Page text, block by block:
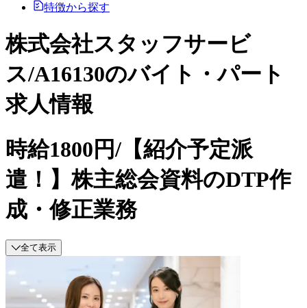
特徴から探す
株式会社スタッフサービ
ス/A16130のバイト・パート
求人情報
時給1800円/【紹介予定派
遣！】株主総会資料のDTP作
成・修正業務
全て表示